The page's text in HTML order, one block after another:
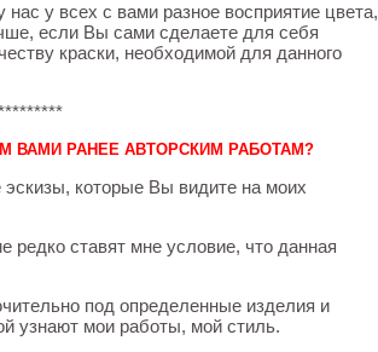
у всех с вами разное восприятие цвета,
если Вы сами сделаете для себя
краски, необходимой для данного
ВАМИ РАНЕЕ АВТОРСКИМ РАБОТАМ?
эскизы, которые Вы видите на моих
редко ставят мне условие, что данная
под определенные изделия и
узнают мои работы, мой стиль.